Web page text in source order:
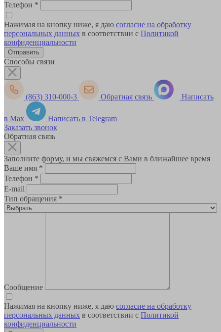
Телефон *
Нажимая на кнопку ниже, я даю согласие на обработку
персональных данных в соответствии с Политикой
конфиденциальности
Способы связи
(863) 310-000-3 Обратная связь Написать
в Max
Написать в Telegram
Заказать звонок
Обратная связь
Заполните форму, и мы свяжемся с Вами в ближайшее время
Ваше имя *
Телефон *
E-mail
Тип обращения *
Сообщение
Нажимая на кнопку ниже, я даю согласие на обработку
персональных данных в соответствии с Политикой
конфиденциальности